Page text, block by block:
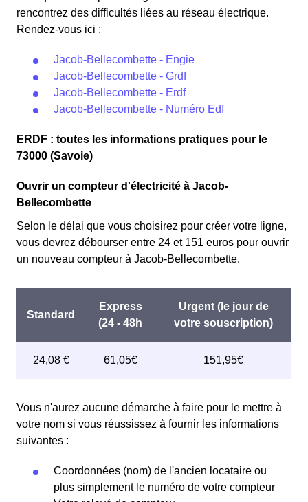
rencontrez des difficultés liées au réseau électrique.
Rendez-vous ici :
Jacob-Bellecombette - Engie
Jacob-Bellecombette - Grdf
Jacob-Bellecombette - Erdf
Jacob-Bellecombette - Numéro Edf
ERDF : toutes les informations pratiques pour le
73000 (Savoie)
Ouvrir un compteur d'électricité à Jacob-
Bellecombette
Selon le délai que vous choisirez pour créer votre ligne,
vous devrez débourser entre 24 et 151 euros pour ouvrir
un nouveau compteur à Jacob-Bellecombette.
Vous n'aurez aucune démarche à faire pour le mettre à
votre nom si vous réussissez à fournir les informations
suivantes :
Coordonnées (nom) de l'ancien locataire ou
plus simplement le numéro de votre compteur